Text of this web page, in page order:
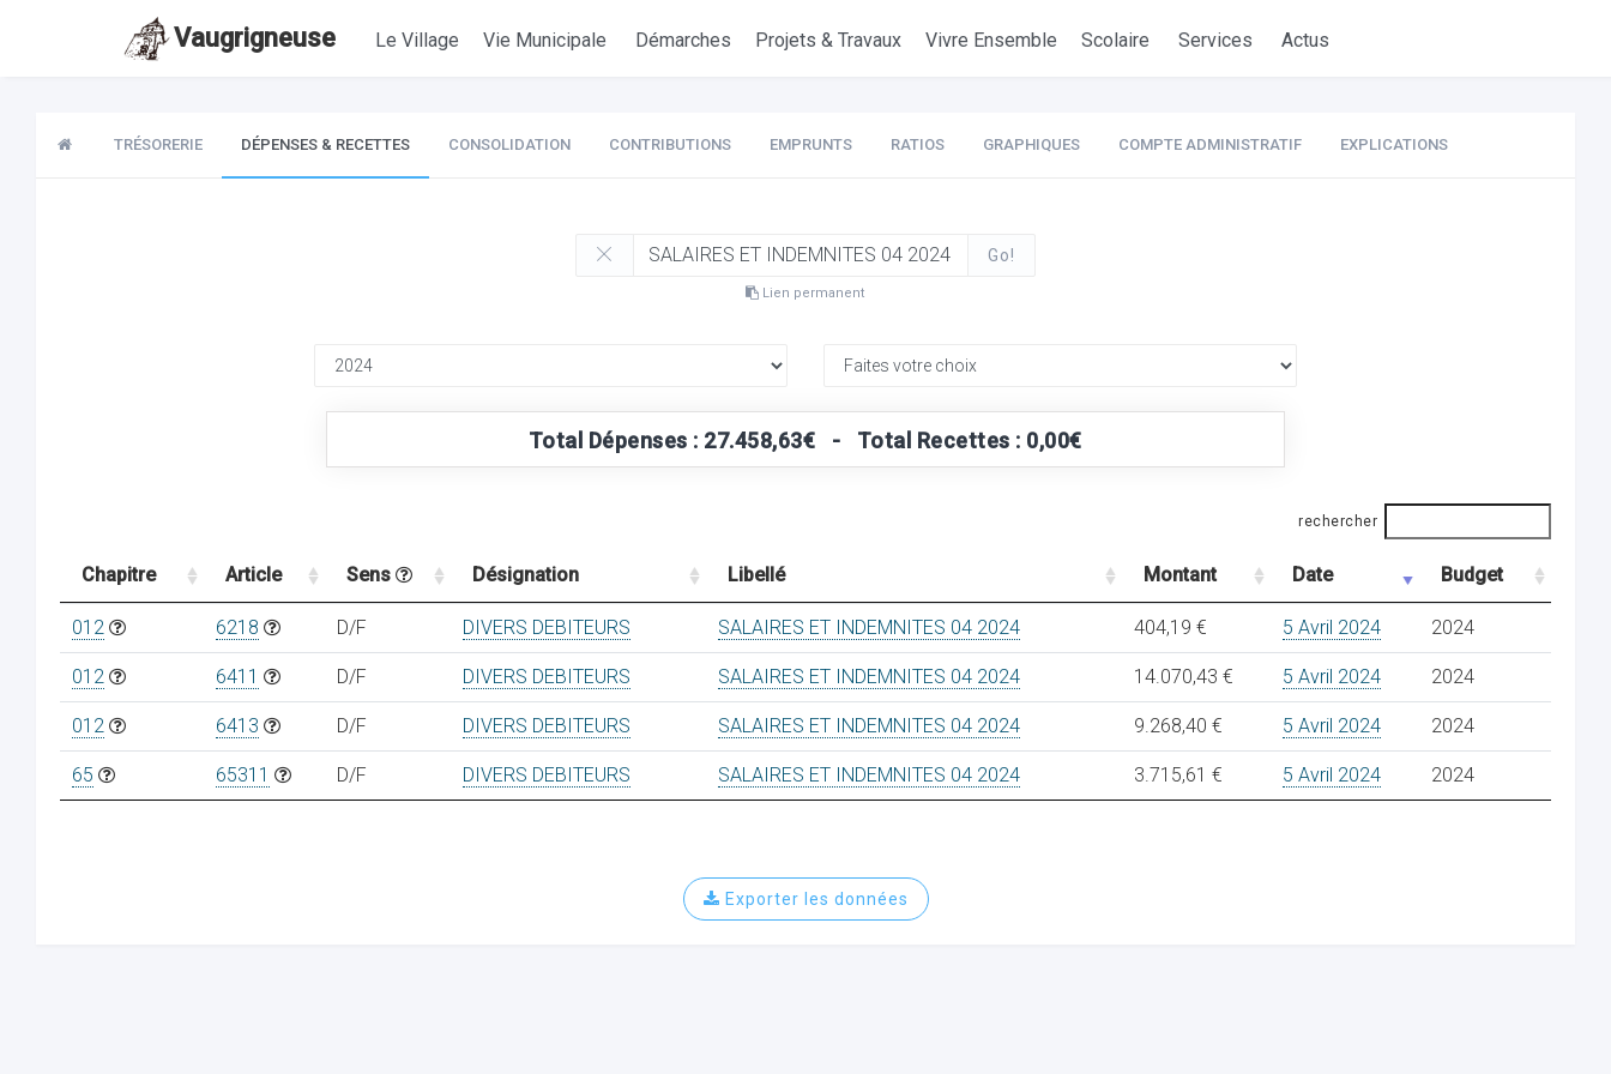
Vaugrigneuse Le Village Vie Municipale Démarches Projets & Travaux Vivre Ensemble Scolaire Services Actus
TRÉSORERIE DÉPENSES & RECETTES CONSOLIDATION CONTRIBUTIONS EMPRUNTS RATIOS GRAPHIQUES COMPTE ADMINISTRATIF EXPLICATIONS
Go!
Lien permanent
Total Dépenses : 27.458,63€ - Total Recettes : 0,00€
rechercher
Chapitre Article Sens Désignation Libellé Montant Date Budget
012 6218 D/F DIVERS DEBITEURS SALAIRES ET INDEMNITES 04 2024 404,19 € 5 Avril 2024 2024
012 6411 D/F DIVERS DEBITEURS SALAIRES ET INDEMNITES 04 2024 14.070,43 € 5 Avril 2024 2024
012 6413 D/F DIVERS DEBITEURS SALAIRES ET INDEMNITES 04 2024 9.268,40 € 5 Avril 2024 2024
65 65311 D/F DIVERS DEBITEURS SALAIRES ET INDEMNITES 04 2024 3.715,61 € 5 Avril 2024 2024
Exporter les données